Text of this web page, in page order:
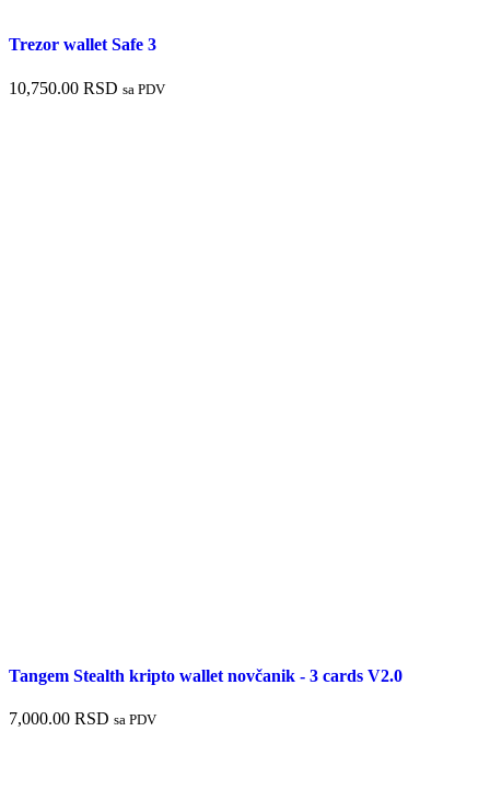
Trezor wallet Safe 3
10,750.00 RSD sa PDV
Tangem Stealth kripto wallet novčanik - 3 cards V2.0
7,000.00 RSD sa PDV